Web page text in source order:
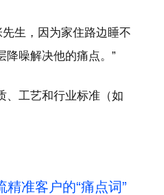
先生，因为家住路边睡不
降噪解决他的痛点。”
、工艺和行业标准（如
准客户的“痛点词”